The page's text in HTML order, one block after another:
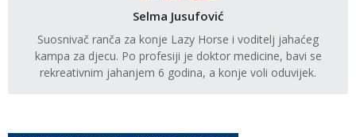
Selma Jusufović
Suosnivač ranča za konje Lazy Horse i voditelj jahaćeg
kampa za djecu. Po profesiji je doktor medicine, bavi se
rekreativnim jahanjem 6 godina, a konje voli oduvijek.